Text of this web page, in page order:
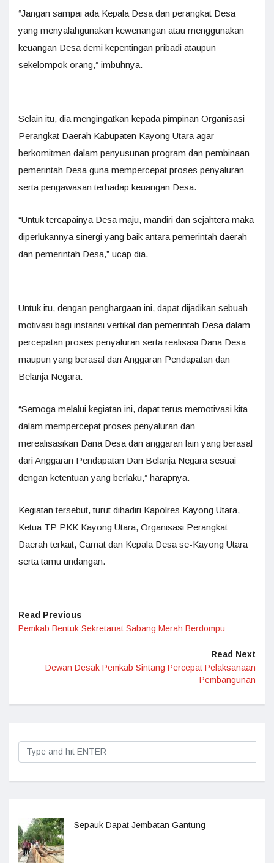
“Jangan sampai ada Kepala Desa dan perangkat Desa
yang menyalahgunakan kewenangan atau menggunakan
keuangan Desa demi kepentingan pribadi ataupun
sekelompok orang,” imbuhnya.
Selain itu, dia mengingatkan kepada pimpinan Organisasi
Perangkat Daerah Kabupaten Kayong Utara agar
berkomitmen dalam penyusunan program dan pembinaan
pemerintah Desa guna mempercepat proses penyaluran
serta pengawasan terhadap keuangan Desa.
“Untuk tercapainya Desa maju, mandiri dan sejahtera maka
diperlukannya sinergi yang baik antara pemerintah daerah
dan pemerintah Desa,” ucap dia.
Untuk itu, dengan penghargaan ini, dapat dijadikan sebuah
motivasi bagi instansi vertikal dan pemerintah Desa dalam
percepatan proses penyaluran serta realisasi Dana Desa
maupun yang berasal dari Anggaran Pendapatan dan
Belanja Negara.
“Semoga melalui kegiatan ini, dapat terus memotivasi kita
dalam mempercepat proses penyaluran dan
merealisasikan Dana Desa dan anggaran lain yang berasal
dari Anggaran Pendapatan Dan Belanja Negara sesuai
dengan ketentuan yang berlaku,” harapnya.
Kegiatan tersebut, turut dihadiri Kapolres Kayong Utara,
Ketua TP PKK Kayong Utara, Organisasi Perangkat
Daerah terkait, Camat dan Kepala Desa se-Kayong Utara
serta tamu undangan.
Read Previous
Pemkab Bentuk Sekretariat Sabang Merah Berdompu
Read Next
Dewan Desak Pemkab Sintang Percepat Pelaksanaan
Pembangunan
Sepauk Dapat Jembatan Gantung